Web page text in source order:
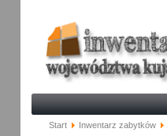
Start Inwentarz zabytków